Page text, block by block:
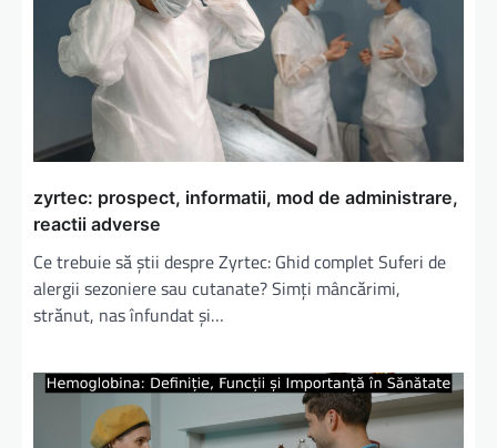
zyrtec: prospect, informatii, mod de administrare,
reactii adverse
Ce trebuie să știi despre Zyrtec: Ghid complet Suferi de
alergii sezoniere sau cutanate? Simți mâncărimi,
strănut, nas înfundat și…